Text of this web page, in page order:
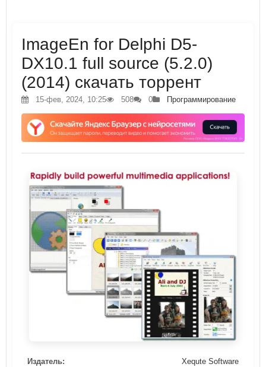
ImageEn for Delphi D5-
DX10.1 full source (5.2.0)
(2014) скачать торрент
15-фев, 2024, 10:25 508 0 Программирование
Издатель: Xequte Software